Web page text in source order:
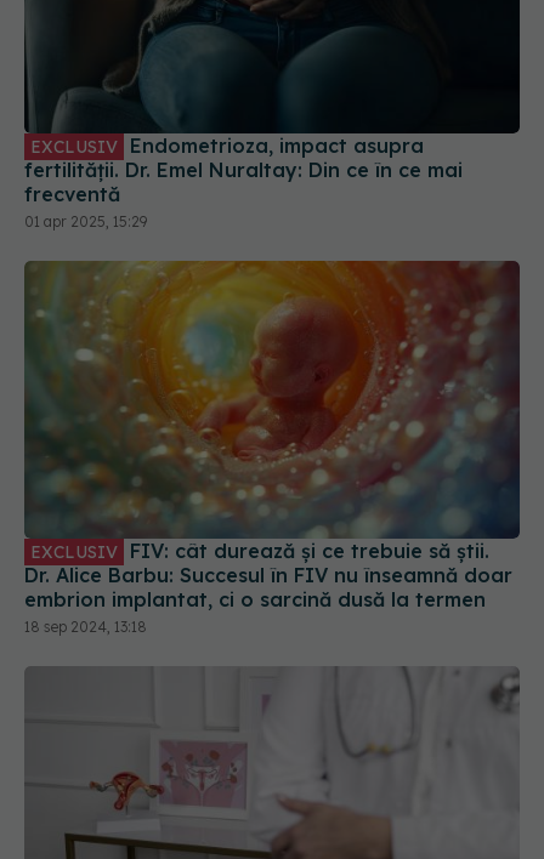
EXCLUSIV Endometrioza, impact asupra
fertilității. Dr. Emel Nuraltay: Din ce în ce mai
frecventă
01 apr 2025, 15:29
EXCLUSIV FIV: cât durează și ce trebuie să știi.
Dr. Alice Barbu: Succesul în FIV nu înseamnă doar
embrion implantat, ci o sarcină dusă la termen
18 sep 2024, 13:18